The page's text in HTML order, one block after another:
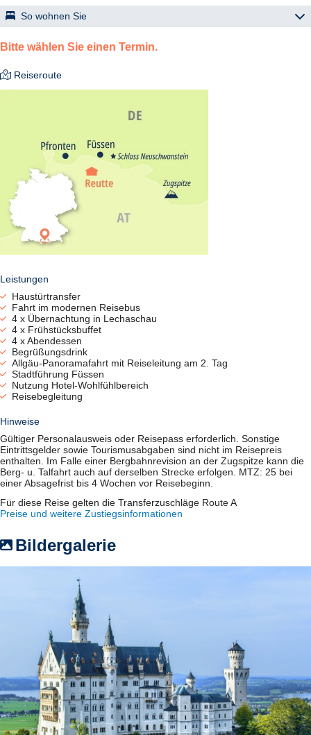
So wohnen Sie
familiär geführtes Hotel am Ortseingang, ca. 1 km vom
rustikaler Einrichtung; Restaurant; Bar; Lift (einige Zimmer nur über
Treppen erreichbar); Zimmer mit DU/WC, Föhn, TV, Safe,
Bitte wählen Sie einen Termin.
Reiseroute
Leistungen
Haustürtransfer
Fahrt im modernen Reisebus
4 x Übernachtung in Lechaschau
4 x Frühstücksbuffet
4 x Abendessen
Begrüßungsdrink
Allgäu-Panoramafahrt mit Reiseleitung am 2. Tag
Stadtführung Füssen
Nutzung Hotel-Wohlfühlbereich
Reisebegleitung
Hinweise
Gültiger Personalausweis oder Reisepass erforderlich. Sonstige
Eintrittsgelder sowie Tourismusabgaben sind nicht im Reisepreis
enthalten. Im Falle einer Bergbahnrevision an der Zugspitze kann die
Berg- u. Talfahrt auch auf derselben Strecke erfolgen. MTZ: 25 bei
einer Absagefrist bis 4 Wochen vor Reisebeginn.
Für diese Reise gelten die Transferzuschläge Route A
Preise und weitere Zustiegsinformationen
Bildergalerie